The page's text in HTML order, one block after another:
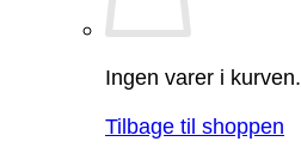
Ingen varer i kurven.
Tilbage til shoppen